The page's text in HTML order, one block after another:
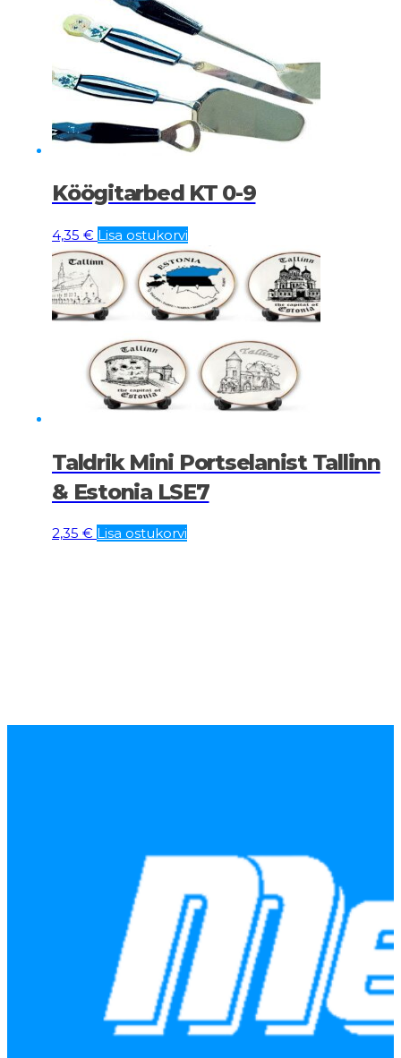
Köögitarbed KT 0-9
4,35 € Lisa ostukorvi
Taldrik Mini Portselanist Tallinn
& Estonia LSE7
2,35 € Lisa ostukorvi